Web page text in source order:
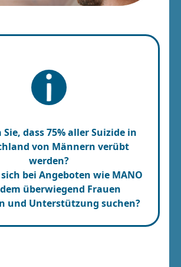
Sie, dass 75% aller Suizide in
von Männern verübt
werden?
bei Angeboten wie MANO
überwiegend Frauen
und Unterstützung suchen?